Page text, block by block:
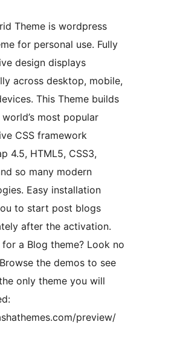
Theme is wordpress
for personal use. Fully
design displays
across desktop, mobile,
This Theme builds
most popular
CSS framework
4.5, HTML5, CSS3,
so many modern
Easy installation
to start post blogs
after the activation.
a Blog theme? Look no
the demos to see
only theme you will
preview/